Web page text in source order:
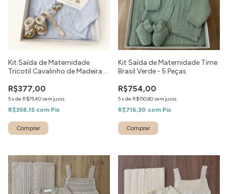
Kit Saída de Maternidade
Tricotil Cavalinho de Madeira
R$377,00
5xde R$75,40 sem juros
R$358,15 com Pix
Comprar
Kit Saída de Maternidade Time
Brasil Verde - 5 Peças
R$754,00
5xde R$150,80 sem juros
R$716,30 com Pix
Comprar
1 / 6 1 / 2